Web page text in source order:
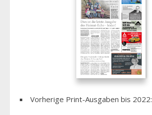
Vorherige Print-Ausgaben bis 2022: